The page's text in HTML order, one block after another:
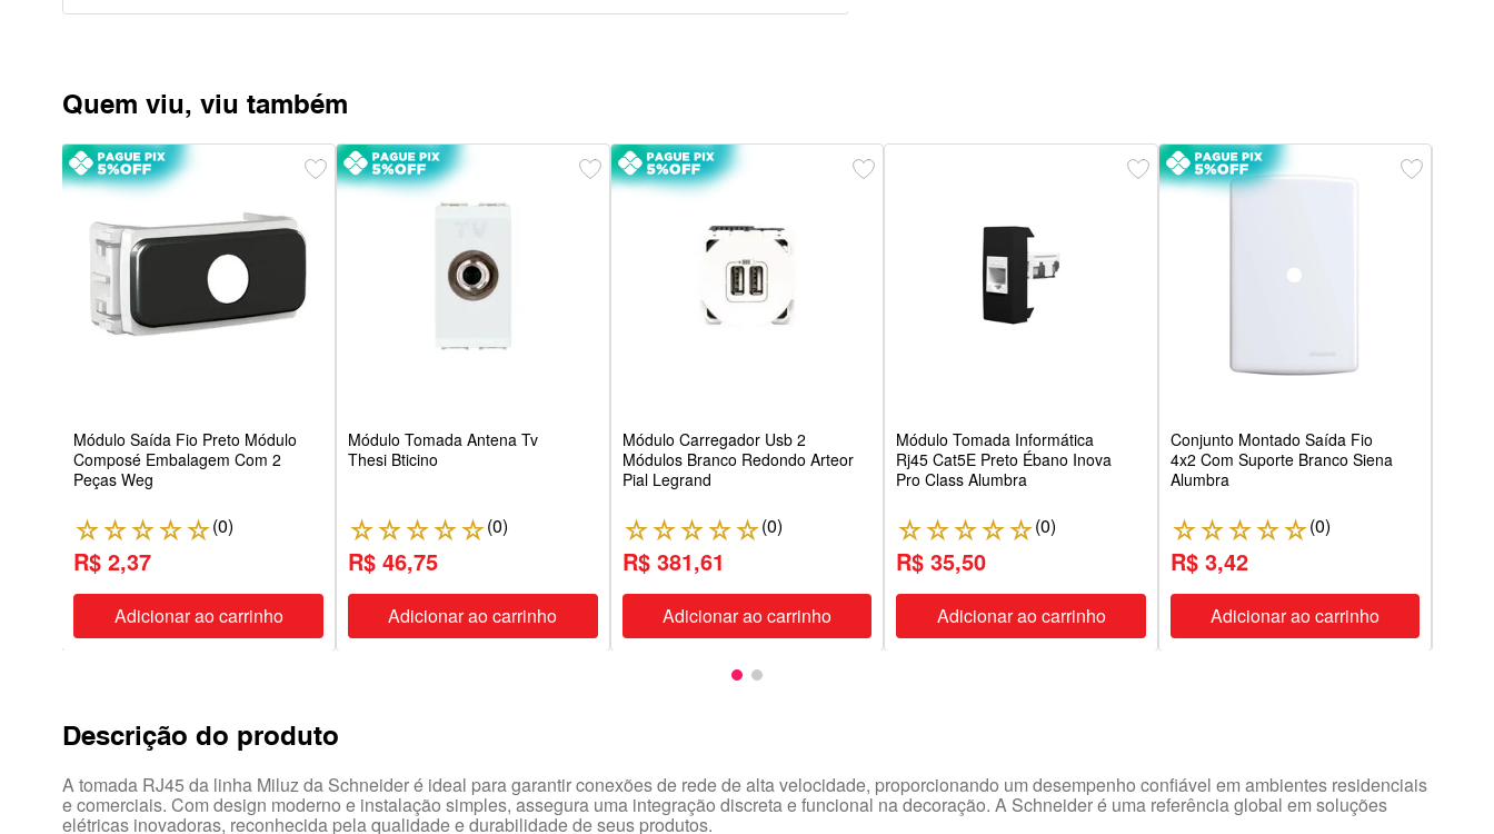
Quem viu, viu também
Módulo Saída Fio Preto Módulo
Composé Embalagem Com 2
Peças Weg
☆☆☆☆☆(0)
R$ 2,37
Adicionar ao carrinho
Módulo Tomada Antena Tv
Thesi Bticino
☆☆☆☆☆(0)
R$ 46,75
Adicionar ao carrinho
Módulo Carregador Usb 2
Módulos Branco Redondo Arteor
Pial Legrand
☆☆☆☆☆(0)
R$ 381,61
Adicionar ao carrinho
Módulo Tomada Informática
Rj45 Cat5E Preto Ébano Inova
Pro Class Alumbra
☆☆☆☆☆(0)
R$ 35,50
Adicionar ao carrinho
Conjunto Montado Saída Fio
4x2 Com Suporte Branco Siena
Alumbra
☆☆☆☆☆(0)
R$ 3,42
Adicionar ao carrinho
Descrição do produto
A tomada RJ45 da linha Miluz da Schneider é ideal para garantir conexões de rede de alta velocidade, proporcionando um desempenho confiável em ambientes residenciais
e comerciais. Com design moderno e instalação simples, assegura uma integração discreta e funcional na decoração. A Schneider é uma referência global em soluções
elétricas inovadoras, reconhecida pela qualidade e durabilidade de seus produtos.